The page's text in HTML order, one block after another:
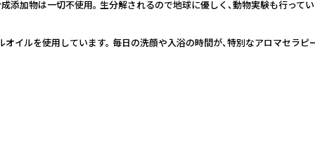
添加物は一切不使用。 生分解されるので地球に優しく、動物実験も行ってい
イルを使用しています。 毎日の洗顔や入浴の時間が、特別なアロマセラピ